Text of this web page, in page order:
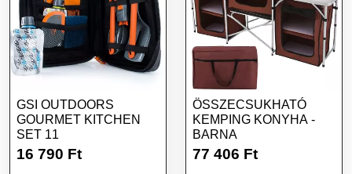
GSI OUTDOORS
GOURMET KITCHEN
SET 11
16 790 Ft
ÖSSZECSUKHATÓ
KEMPING KONYHA -
BARNA
77 406 Ft